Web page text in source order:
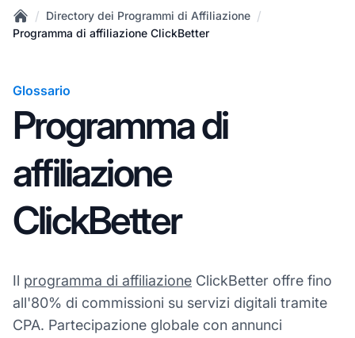
Home
/ Directory dei Programmi di Affiliazione /
Programma di affiliazione ClickBetter
Glossario
Programma di
affiliazione
ClickBetter
Il programma di affiliazione ClickBetter offre fino
all'80% di commissioni su servizi digitali tramite
CPA. Partecipazione globale con annunci